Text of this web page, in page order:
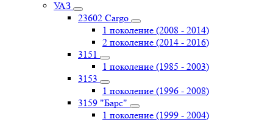
УАЗ
23602 Cargo
1 поколение (2008 - 2014)
2 поколение (2014 - 2016)
3151
1 поколение (1985 - 2003)
3153
1 поколение (1996 - 2008)
3159 "Барс"
1 поколение (1999 - 2004)